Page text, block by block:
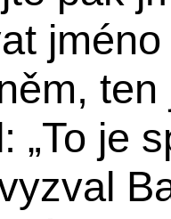
ten
„To je